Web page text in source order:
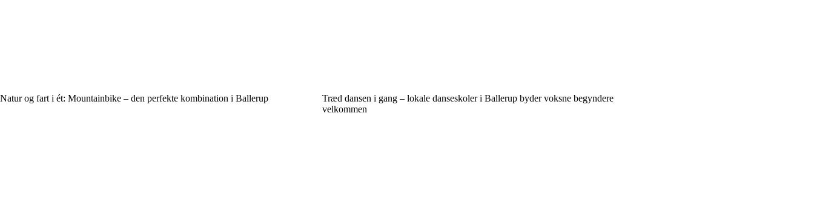
Natur og fart i ét: Mountainbike – den perfekte kombination i Ballerup
Træd dansen i gang – lokale danseskoler i Ballerup byder voksne begyndere
velkommen